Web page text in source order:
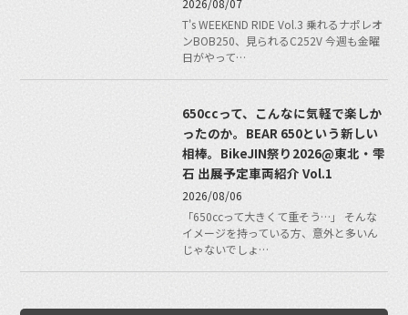
T's WEEKEND RIDE Vol.3 乗れるナポレオ
ンBOB250、見られるC252V 今週も金曜
日がやって…
650ccって、こんなに気軽で楽しか
ったのか。BEAR 650という新しい
相棒。BikeJIN祭り2026@東北・雫
石 出展予定車両紹介 Vol.1
2026/08/06
「650ccって大きくて重そう…」 そんな
イメージを持っている方、意外と多いん
じゃないでしょ…